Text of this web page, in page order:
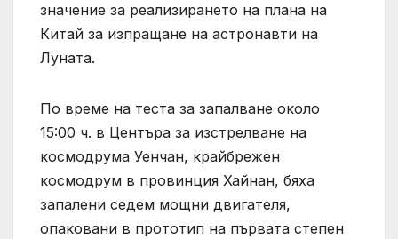
значение за реализирането на плана на
Китай за изпращане на астронавти на
Луната.
По време на теста за запалване около
15:00 ч. в Центъра за изстрелване на
космодрума Уенчан, крайбрежен
космодрум в провинция Хайнан, бяха
запалени седем мощни двигателя,
опаковани в прототип на първата степен